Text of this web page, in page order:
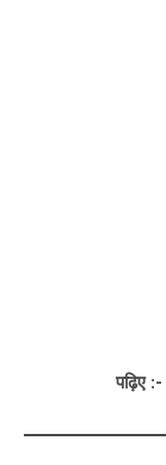
पढ़िए :-